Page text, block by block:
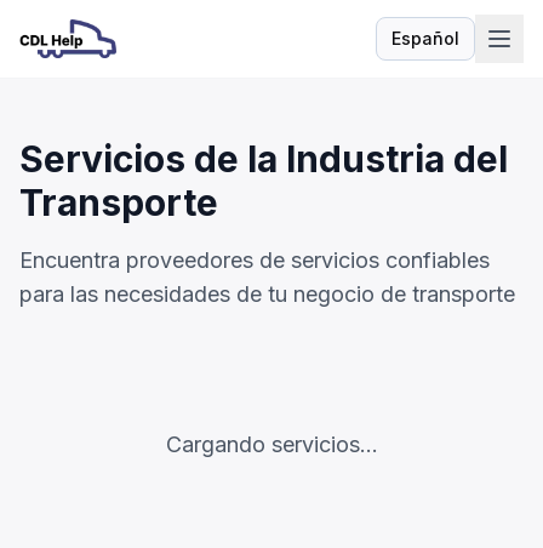
Español
Idioma
Servicios de la Industria del
Transporte
Encuentra proveedores de servicios confiables
para las necesidades de tu negocio de transporte
Cargando servicios...